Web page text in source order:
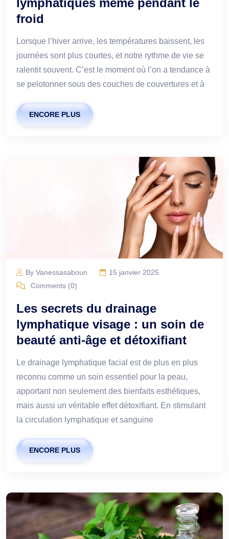
lymphatiques même pendant le
froid
Lorsque l’hiver arrive, les températures baissent, les
journées sont plus courtes, et notre rythme de vie se
ralentit souvent. C’est le moment où l’on a tendance à
se pelotonner sous des couches de couvertures et à
ENCORE PLUS
By Vanessasaboun
15 janvier 2025
Comments (0)
Les secrets du drainage
lymphatique visage : un soin de
beauté anti-âge et détoxifiant
Le drainage lymphatique facial est de plus en plus
reconnu comme un soin essentiel pour la peau,
apportant non seulement des bienfaits esthétiques,
mais aussi un véritable effet détoxifiant. En stimulant
la circulation lymphatique et sanguine
ENCORE PLUS